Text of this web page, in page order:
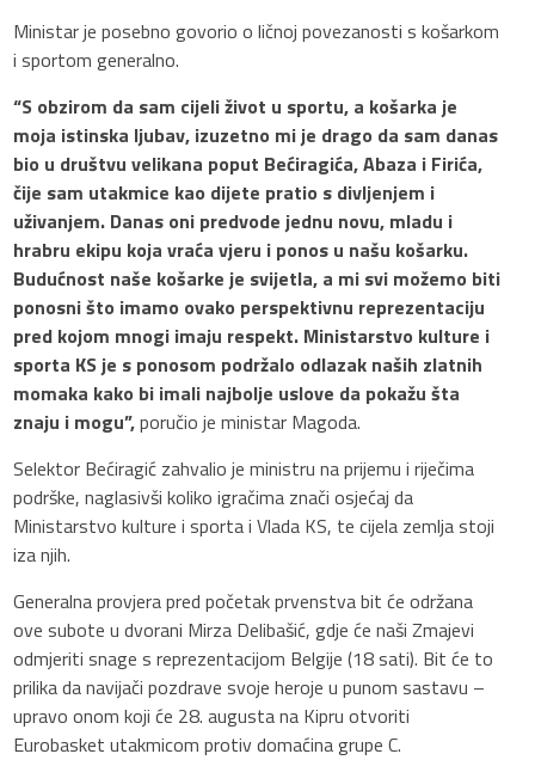
Ministar je posebno govorio o ličnoj povezanosti s košarkom
i sportom generalno.
“S obzirom da sam cijeli život u sportu, a košarka je
moja istinska ljubav, izuzetno mi je drago da sam danas
bio u društvu velikana poput Bećiragića, Abaza i Firića,
čije sam utakmice kao dijete pratio s divljenjem i
uživanjem. Danas oni predvode jednu novu, mladu i
hrabru ekipu koja vraća vjeru i ponos u našu košarku.
Budućnost naše košarke je svijetla, a mi svi možemo biti
ponosni što imamo ovako perspektivnu reprezentaciju
pred kojom mnogi imaju respekt. Ministarstvo kulture i
sporta KS je s ponosom podržalo odlazak naših zlatnih
momaka kako bi imali najbolje uslove da pokažu šta
znaju i mogu”,poručio je ministar Magoda.
Selektor Bećiragić zahvalio je ministru na prijemu i riječima
podrške, naglasivši koliko igračima znači osjećaj da
Ministarstvo kulture i sporta i Vlada KS, te cijela zemlja stoji
iza njih.
Generalna provjera pred početak prvenstva bit će održana
ove subote u dvorani Mirza Delibašić, gdje će naši Zmajevi
odmjeriti snage s reprezentacijom Belgije (18 sati). Bit će to
prilika da navijači pozdrave svoje heroje u punom sastavu –
upravo onom koji će 28. augusta na Kipru otvoriti
Eurobasket utakmicom protiv domaćina grupe C.